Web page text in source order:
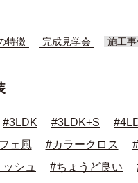
特徴 完成見学会 施工事
#3LDK #3LDK+S
ェ風 #カラークロス
シュ #ちょうど良い